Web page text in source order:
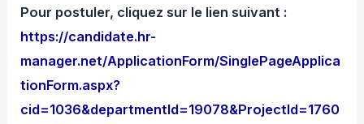
Pour postuler, cliquez sur le lien suivant :
https://candidate.hr-
manager.net/ApplicationForm/SinglePageApplica
tionForm.aspx?
cid=1036&departmentId=19078&ProjectId=1760